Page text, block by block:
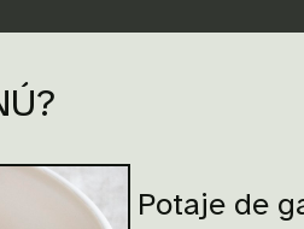
Potaje de